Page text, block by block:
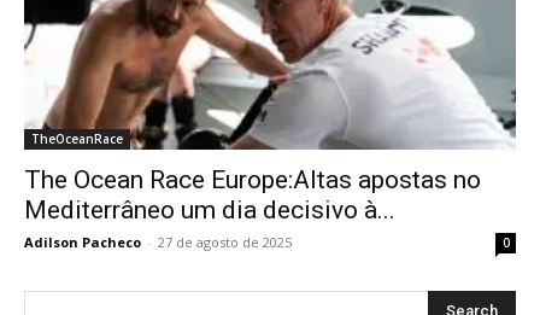
TheOceanRace
The Ocean Race Europe:Altas apostas no
Mediterrâneo um dia decisivo à...
Adilson Pacheco - 27 de agosto de 2025 0